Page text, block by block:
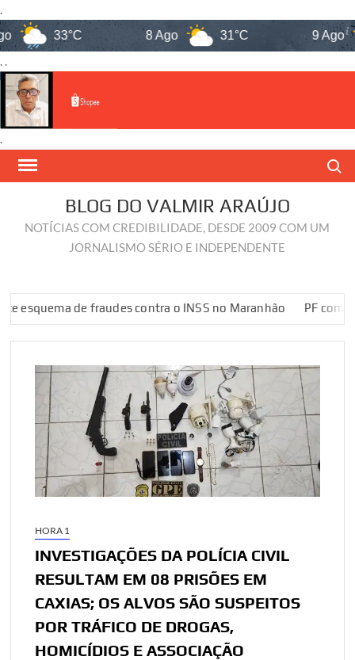
.
33°C 8 Ago 31°C 9 Ago
. .
.
Skip
BLOG DO VALMIR ARAÚJO
NOTÍCIAS COM CREDIBILIDADE, DESDE 2009 COM UM
JORNALISMO SÉRIO E INDEPENDENTE
de fraudes contra o INSS no Maranhão PF combate
HORA 1
INVESTIGAÇÕES DA POLÍCIA CIVIL
RESULTAM EM 08 PRISÕES EM
CAXIAS; OS ALVOS SÃO SUSPEITOS
POR TRÁFICO DE DROGAS,
HOMICÍDIOS E ASSOCIAÇÃO